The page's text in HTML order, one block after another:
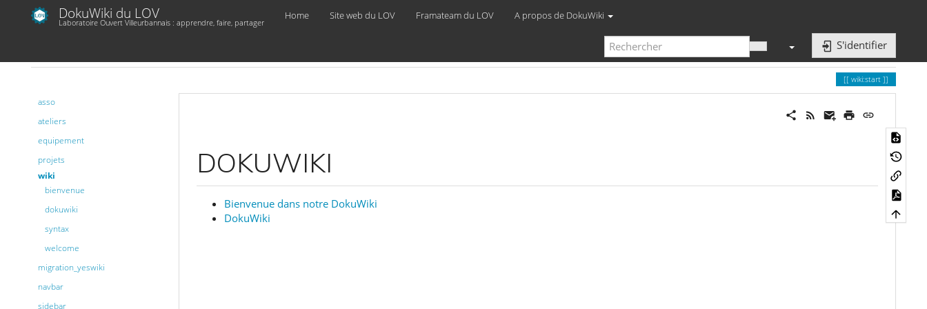
DokuWiki du LOV
Laboratoire Ouvert Villeurbannais : apprendre, faire, partager
Home Site web du LOV Framateam du LOV A propos de DokuWiki
S'identifier
wiki:start
asso
ateliers
equipement
projets
wiki
bienvenue
dokuwiki
syntax
welcome
migration_yeswiki
navbar
sidebar
DOKUWIKI
Bienvenue dans notre DokuWiki
DokuWiki